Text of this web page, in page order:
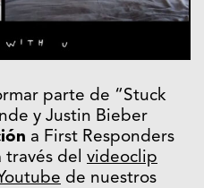
parte de “Stuck
y Justin Bieber
a First Responders
través del videoclip
de nuestros